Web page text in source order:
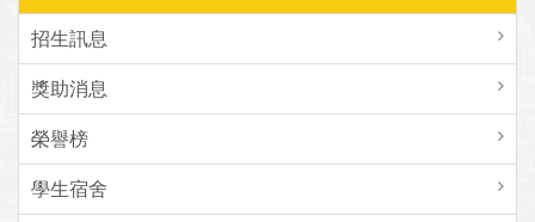
招生訊息
獎助消息
榮譽榜
學生宿舍